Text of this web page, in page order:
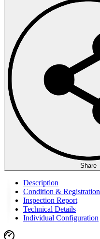
Share
Description
Condition & Registration
Inspection Report
Technical Details
Individual Configuration